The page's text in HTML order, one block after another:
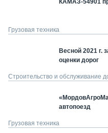
КАМАЗ-54901
Грузовая техника
Весной 2021 г.
оценки дорог
Строительство и обслуживание
автопоезд
Грузовая техника